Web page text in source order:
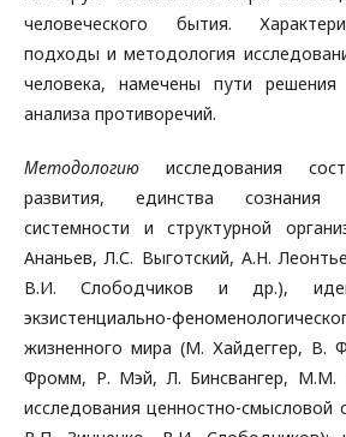
человеческого бытия.
подходы и методология
человека, намечены пути
анализа противоречий.
Методологию исследования
развития, единства сознания
системности и структурной
Ананьев, Л.С. Выготский, А.Н.
В.И. Слободчиков и др.), идеи
экзистенциально-
жизненного мира (М. Хайдеггер, В.
Фромм, Р. Мэй, Л. Бинсвангер, М.М.
исследования ценностно-смысловой